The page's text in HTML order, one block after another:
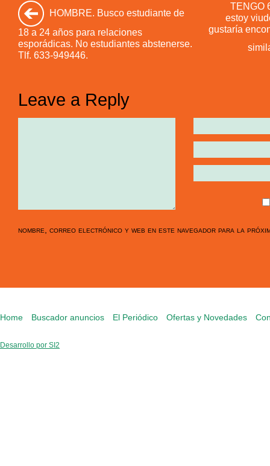
HOMBRE. Busco estudiante de
18 a 24 años para relaciones
esporádicas. No estudiantes abstenerse.
Tlf. 633-949446.
TENGO
estoy
gustaría
Leave a Reply
nombre, correo electrónico y web en este navegador para la
Home Buscador anuncios El Periódico Ofertas y Novedades
Desarrollo por SI2